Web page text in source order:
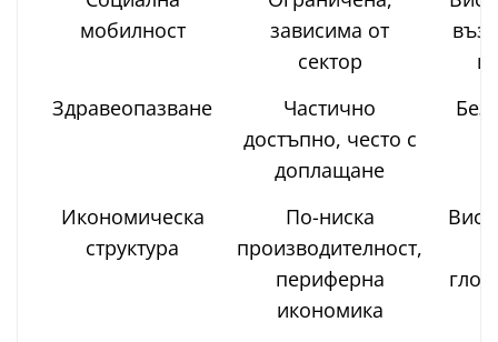
мобилност
зависима от
сектор
Здравеопазване
Частично
достъпно, често с
доплащане
Икономическа
структура
По-ниска
производителност,
периферна
икономика